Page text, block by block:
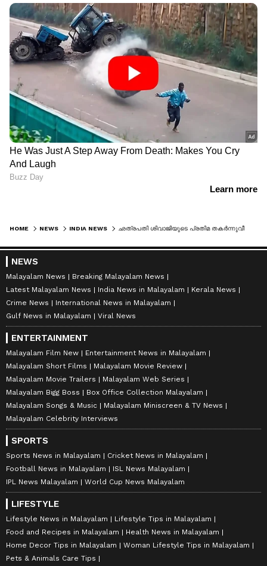
HOME NEWS INDIA NEWS
NEWS
Malayalam News
Breaking Malayalam News
Latest Malayalam News
India News in Malayalam
Kerala News
Crime News
International News in Malayalam
Gulf News in Malayalam
Viral News
ENTERTAINMENT
Malayalam Film New
Entertainment News in Malayalam
Malayalam Short Films
Malayalam Movie Review
Malayalam Movie Trailers
Malayalam Web Series
Malayalam Bigg Boss
Box Office Collection Malayalam
Malayalam Songs & Music
Malayalam Miniscreen & TV News
Malayalam Celebrity Interviews
SPORTS
Sports News in Malayalam
Cricket News in Malayalam
Football News in Malayalam
ISL News Malayalam
IPL News Malayalam
World Cup News Malayalam
LIFESTYLE
Lifestyle News in Malayalam
Lifestyle Tips in Malayalam
Food and Recipes in Malayalam
Health News in Malayalam
Home Decor Tips in Malayalam
Woman Lifestyle Tips in Malayalam
Pets & Animals Care Tips